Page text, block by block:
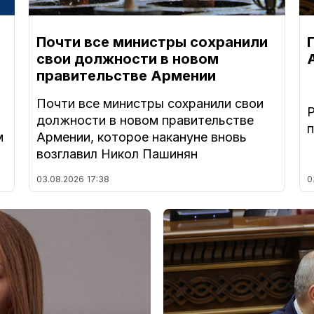
Почти все министры сохранили
свои должности в новом
правительстве Армении
Почти все министры сохранили свои
должности в новом правительстве
Армении, которое накануне вновь
возглавил Никол Пашинян
03.08.2026 17:38